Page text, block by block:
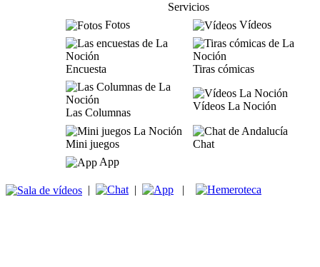
Servicios
Fotos
Vídeos
Encuesta Tiras cómicas
Las Columnas
Vídeos La Noción
Mini juegos
Chat
App
| | |